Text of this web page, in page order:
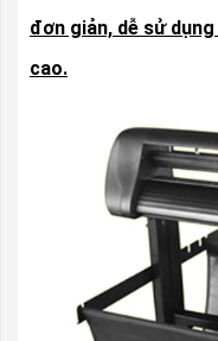
đơn giản, dễ sử
cao.